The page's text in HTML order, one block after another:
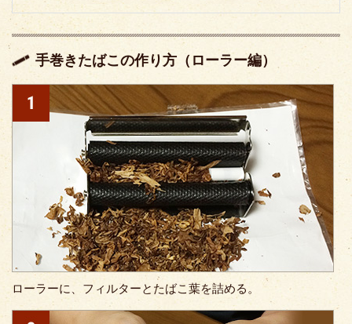
手巻きたばこの作り方（ローラー編）
ローラーに、フィルターとたばこ葉を詰める。